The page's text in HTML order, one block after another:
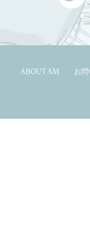
ABOUT AM お